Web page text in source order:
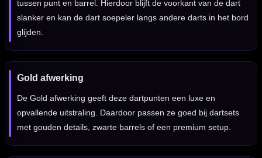
tussen punt en barrel. Hierdoor blijft de voorkant van de dart
slanker en kan de dart soepeler langs andere darts in het bord
glijden.
Gold afwerking
De Gold afwerking geeft deze dartpunten een luxe en
opvallende uitstraling. Daardoor passen ze goed bij dartsets
met gouden details, zwarte barrels of een premium setup.